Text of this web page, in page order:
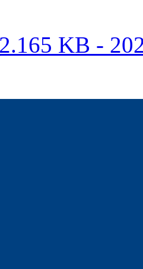
KB -